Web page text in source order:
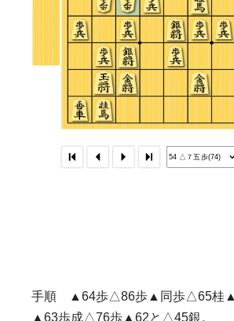
手順 ▲64歩△86歩▲同歩△65桂
▲63歩成△76歩▲62と△45銀。